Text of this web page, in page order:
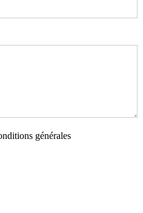
générales